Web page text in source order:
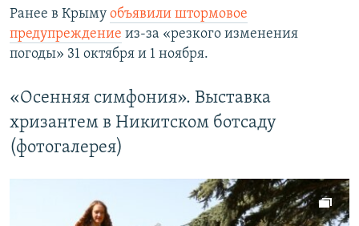
Ранее в Крыму объявили штормовое
предупреждение из-за «резкого изменения
погоды» 31 октября и 1 ноября.
«Осенняя симфония». Выставка
хризантем в Никитском ботсаду
(фотогалерея)